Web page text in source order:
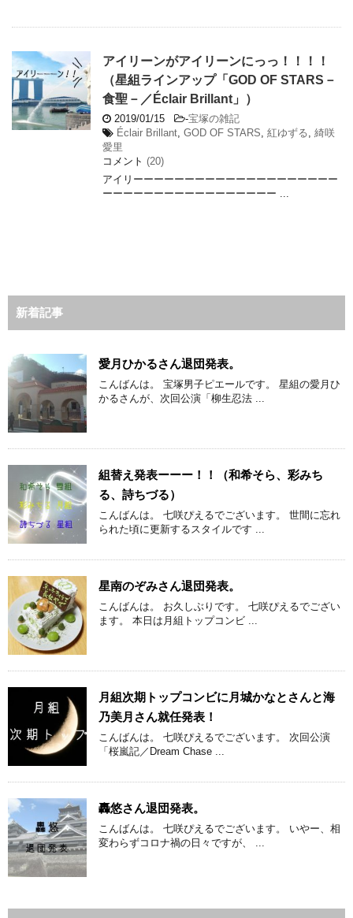
アイリーンがアイリーンにっっ！！！！
（星組ラインアップ「GOD OF STARS－
食聖－／Éclair Brillant」）
2019/01/15 -宝塚の雑記
Éclair Brillant, GOD OF STARS, 紅ゆずる, 綺咲
愛里
コメント (20)
アイリーーーーーーーーーーーーーーーーーーーー
ーーーーーーーーーーーーーーーーー ...
新着記事
愛月ひかるさん退団発表。
こんばんは。 宝塚男子ピエールです。 星組の愛月ひ
かるさんが、次回公演「柳生忍法 ...
組替え発表ーーー！！（和希そら、彩みち
る、詩ちづる）
こんばんは。 七咲ぴえるでございます。 世間に忘れ
られた頃に更新するスタイルです ...
星南のぞみさん退団発表。
こんばんは。 お久しぶりです。 七咲ぴえるでござい
ます。 本日は月組トップコンビ ...
月組次期トップコンビに月城かなとさんと海
乃美月さん就任発表！
こんばんは。 七咲ぴえるでございます。 次回公演
「桜嵐記／Dream Chase ...
轟悠さん退団発表。
こんばんは。 七咲ぴえるでございます。 いやー、相
変わらずコロナ禍の日々ですが、 ...